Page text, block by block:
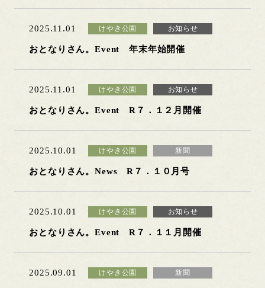
2025.11.01 けやき公園 お知らせ
おとなりさん。Event 年末年始開催
2025.11.01 けやき公園 お知らせ
おとなりさん。Event R７．１２月開催
2025.10.01 けやき公園 新聞
おとなりさん。News R７．１０月号
2025.10.01 けやき公園 お知らせ
おとなりさん。Event R７．１１月開催
2025.09.01 けやき公園 新聞